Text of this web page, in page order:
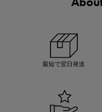
最短で翌日発送